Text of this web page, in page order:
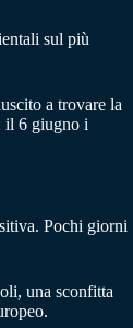
sul più
a trovare la
il 6 giugno i
Pochi giorni
una sconfitta